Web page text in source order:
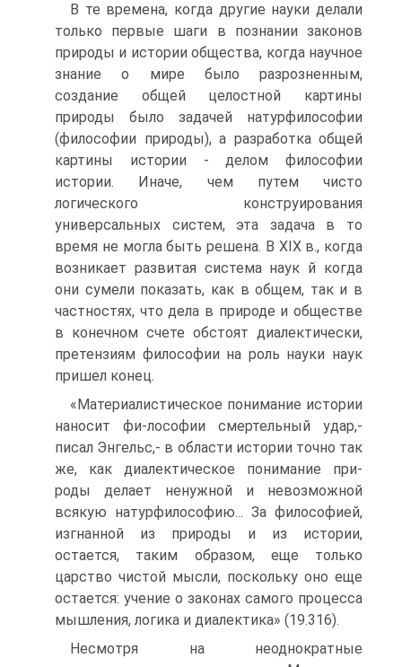
В те времена, когда другие науки делали
только первые шаги в познании законов
природы и истории общества, когда научное
знание о мире было разрозненным,
создание общей целостной картины
природы было задачей натурфилософии
(философии природы), а разработка общей
картины истории - делом философии
истории. Иначе, чем путем чисто
логического конструирования
универсальных систем, эта задача в то
время не могла быть решена. В XIX в., когда
возникает развитая система наук й когда
они сумели показать, как в общем, так и в
частностях, что дела в природе и обществе
в конечном счете обстоят диалектически,
претензиям философии на роль науки наук
пришел конец.
«Материалистическое понимание истории
наносит фи-лософии смертельный удар,-
писал Энгельс,- в области истории точно так
же, как диалектическое понимание при-
роды делает ненужной и невозможной
всякую натурфилософию... За философией,
изгнанной из природы и из истории,
остается, таким образом, еще только
царство чистой мысли, поскольку оно еще
остается: учение о законах самого процесса
мышления, логика и диалектика» (19.316).
Несмотря на неоднократные